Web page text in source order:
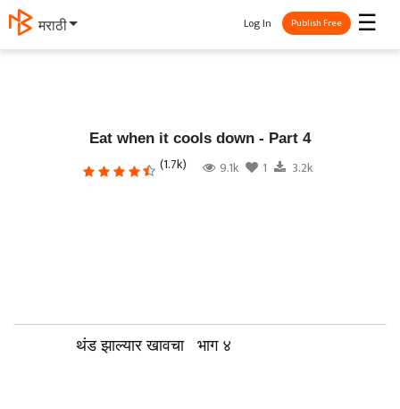
मराठी ☰
Log In Publish Free
Eat when it cools down - Part 4
(1.7k) 9.1k 1 3.2k
थंड झाल्यार खावचा भाग ४